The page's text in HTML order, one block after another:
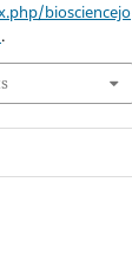
biosciencejo
.